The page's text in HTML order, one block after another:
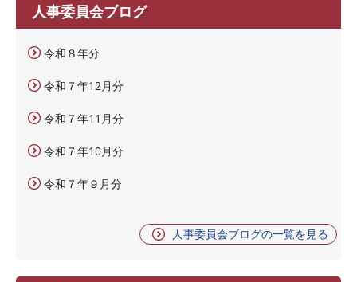
人事委員会ブログ
令和８年分
令和７年12月分
令和７年11月分
令和７年10月分
令和７年９月分
人事委員会ブログの一覧を見る